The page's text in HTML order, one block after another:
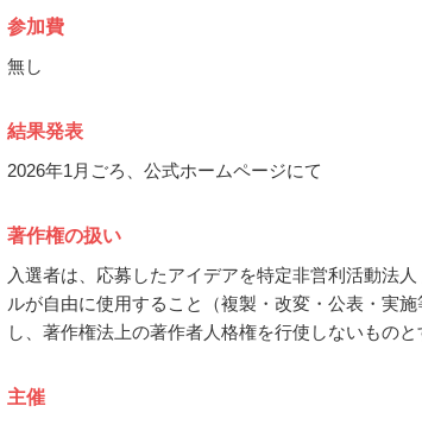
参加費
無し
結果発表
2026年1月ごろ、公式ホームページにて
著作権の扱い
入選者は、応募したアイデアを特定非営利活動法
ルが自由に使用すること（複製・改変・公表・実
し、著作権法上の著作者人格権を行使しないものと
主催